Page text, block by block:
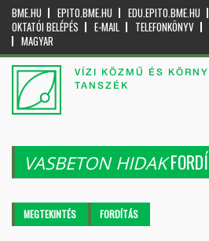
BME.HU EPITO.BME.HU EDU.EPITO.BME.HU
OKTATÓI BELÉPÉS
E-MAIL TELEFONKÖNYV
MAGYAR
VÍZI KÖZMŰ ÉS
TANSZÉK
VASBETON HIDAK
Elsődleges fülek
MEGTEKINTÉS FORDÍTÁS